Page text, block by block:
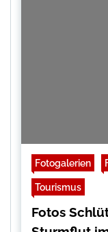
Fotogalerien
Tourismus
Fotos